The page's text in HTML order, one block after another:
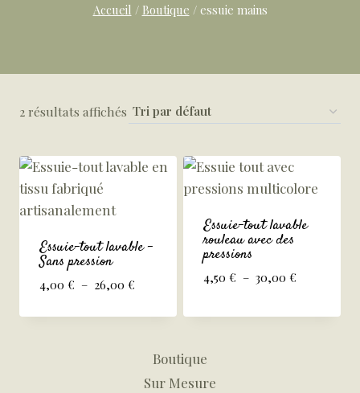
Accueil / Boutique / essuie mains
2 résultats affichés
Essuie-tout lavable –
Sans pression
4,00 € – 26,00 €Plage
prix :
26,00 €
Essuie-tout lavable
rouleau avec des
pressions
4,50 € – 30,00 €Plage
prix :
Boutique
Sur Mesure